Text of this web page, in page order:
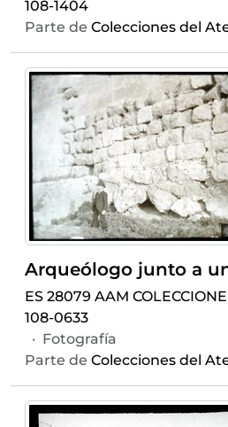
108-1404
Parte de Colecciones del
ES 28079 AAM
108-0633
· Fotografía
Parte de Colecciones del